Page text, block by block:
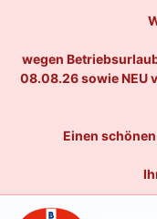
wegen
08.08.26 sowie NEU
Einen